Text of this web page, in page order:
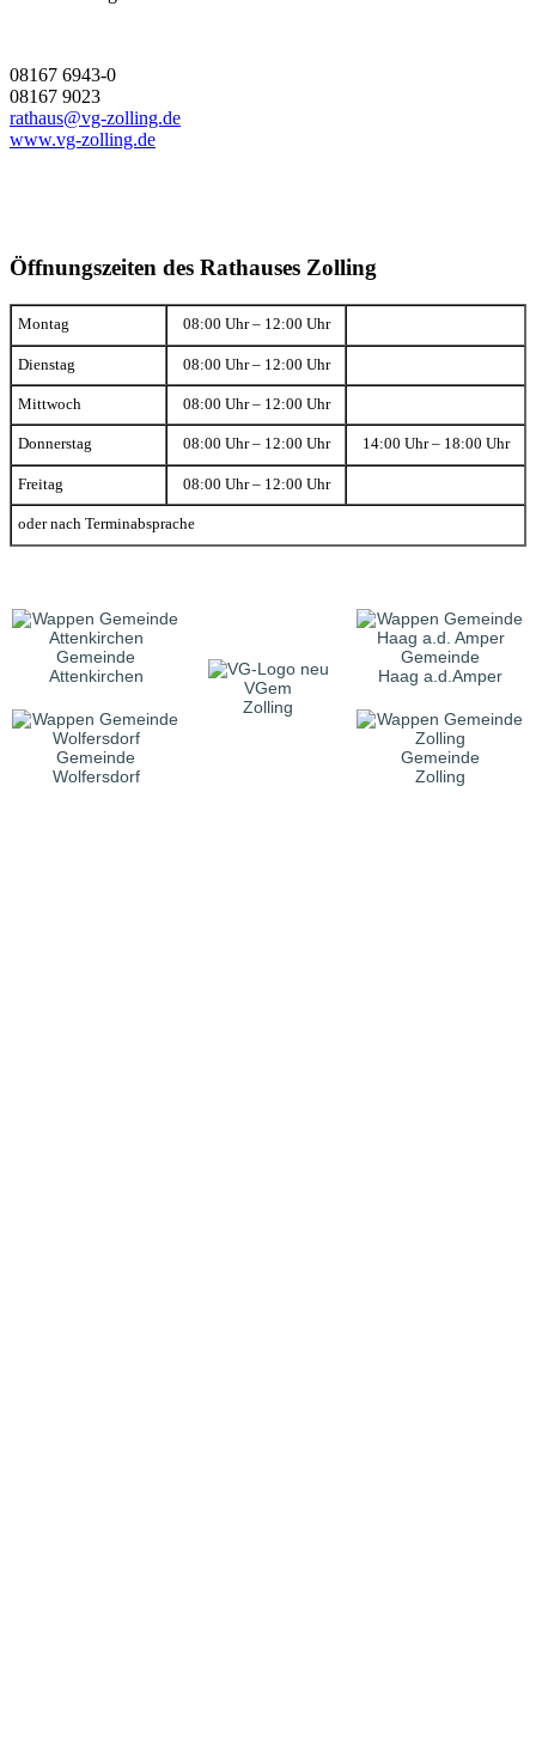
08167 6943-0
08167 9023
rathaus@vg-zolling.de
www.vg-zolling.de
Öffnungszeiten des Rathauses Zolling
Montag 08:00 Uhr – 12:00 Uhr
Dienstag 08:00 Uhr – 12:00 Uhr
Mittwoch 08:00 Uhr – 12:00 Uhr
Donnerstag 08:00 Uhr – 12:00 Uhr 14:00 Uhr – 18:00 Uhr
Freitag 08:00 Uhr – 12:00 Uhr
oder nach Terminabsprache
Gemeinde
Attenkirchen
VGem
Zolling
Gemeinde
Haag a.d.Amper
Gemeinde
Wolfersdorf
Gemeinde
Zolling